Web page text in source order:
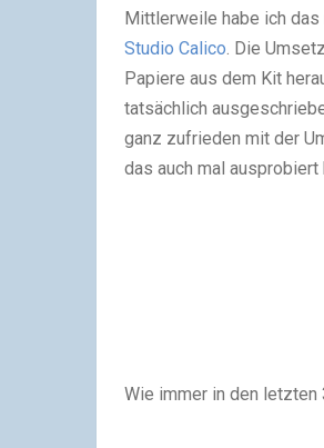
Mittlerweile habe ich das
Studio Calico . Die
Papiere aus dem Kit
tatsächlich
ganz zufrieden mit der
das auch mal ausprobiert
Wie immer in den letzten